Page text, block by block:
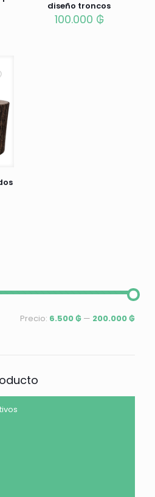
diseño troncos
100.000 ₲
Precio: 6.500 ₲ — 200.000 ₲